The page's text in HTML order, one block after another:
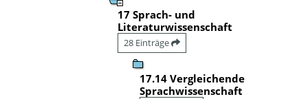
17 Sprach- und
Literaturwissenschaft
28 Einträge
17.14 Vergleichende
Sprachwissenschaft